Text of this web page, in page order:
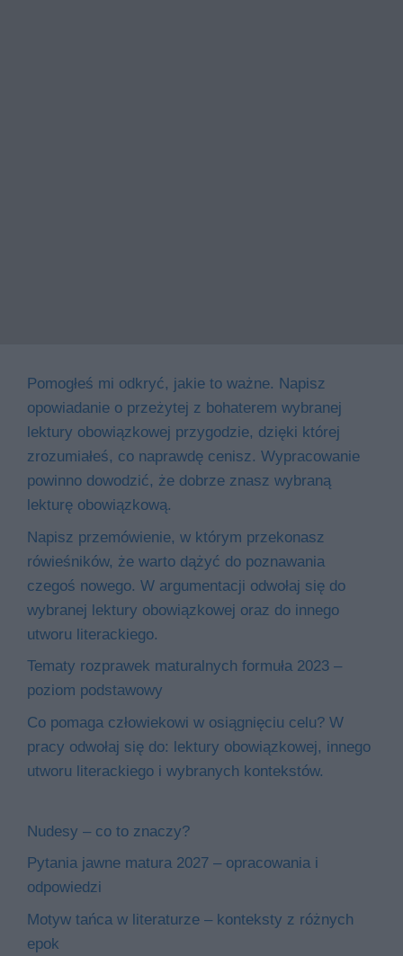
Pomogłeś mi odkryć, jakie to ważne. Napisz
opowiadanie o przeżytej z bohaterem wybranej
lektury obowiązkowej przygodzie, dzięki której
zrozumiałeś, co naprawdę cenisz. Wypracowanie
powinno dowodzić, że dobrze znasz wybraną
lekturę obowiązkową.
Napisz przemówienie, w którym przekonasz
rówieśników, że warto dążyć do poznawania
czegoś nowego. W argumentacji odwołaj się do
wybranej lektury obowiązkowej oraz do innego
utworu literackiego.
Tematy rozprawek maturalnych formuła 2023 –
poziom podstawowy
Co pomaga człowiekowi w osiągnięciu celu? W
pracy odwołaj się do: lektury obowiązkowej, innego
utworu literackiego i wybranych kontekstów.
Nudesy – co to znaczy?
Pytania jawne matura 2027 – opracowania i
odpowiedzi
Motyw tańca w literaturze – konteksty z różnych
epok